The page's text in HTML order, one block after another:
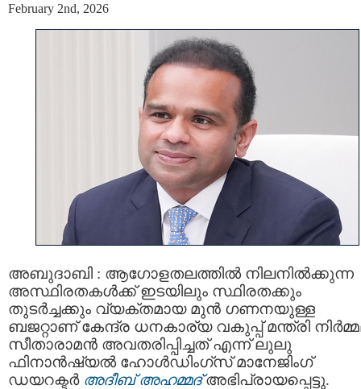
February 2nd, 2026
അബുദാബി : ആഗോളതലത്തിൽ നിലനിൽക്കുന്ന
അസ്ഥിരതകൾക്ക് ഇടയിലും സ്ഥിരതക്കും
തുടർച്ചക്കും വ്യക്തമായ മുൻ ഗണനയുള്ള
ബജറ്റാണ് കേന്ദ്ര ധനകാര്യ വകുപ്പ് മന്ത്രി
സീതാരാമൻ അവതരിപ്പിച്ചത് എന്ന് ലുലു
ഫിനാൻഷ്യൽ ഹോൾഡിംഗ്സ് മാനേജിംഗ്
ഡയറക്ടർ അദീബ് അഹമ്മദ് അഭിപ്രായപ്പെട്ടു.